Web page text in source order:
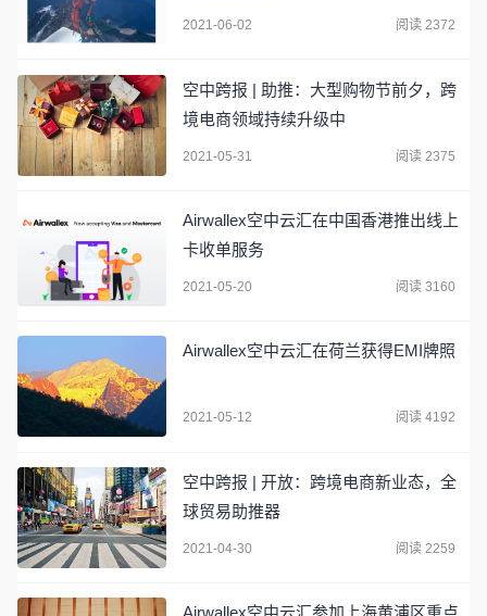
2021-06-02 阅读 2372
空中跨报 | 助推：大型购物节前夕，跨
境电商领域持续升级中
2021-05-31 阅读 2375
Airwallex空中云汇在中国香港推出线上
卡收单服务
2021-05-20 阅读 3160
Airwallex空中云汇在荷兰获得EMI牌照
2021-05-12 阅读 4192
空中跨报 | 开放：跨境电商新业态，全
球贸易助推器
2021-04-30 阅读 2259
Airwallex空中云汇参加上海黄浦区重点